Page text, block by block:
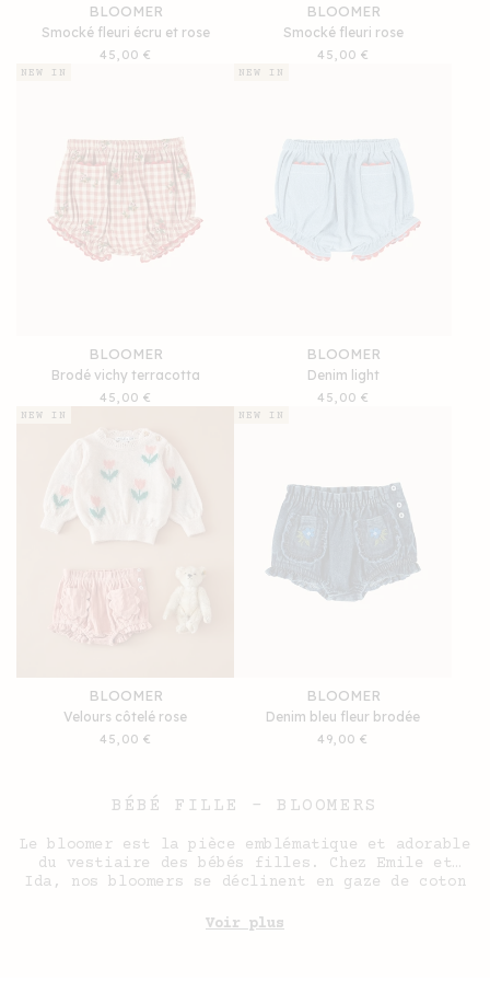
BLOOMER
Smocké fleuri écru et rose
Prix
45,00 €
BLOOMER
Smocké fleuri rose
Prix
45,00 €
BLOOMER
Brodé vichy terracotta
Prix
45,00 €
NEW IN
BLOOMER
Denim light
Prix
45,00 €
NEW IN
BLOOMER
Velours côtelé rose
Prix
45,00 €
NEW IN
BLOOMER
Denim bleu fleur brodée
Prix
49,00 €
NEW IN
BÉBÉ FILLE - BLOOMERS
Le bloomer est la pièce emblématique et adorable
du vestiaire des bébés filles. Chez Emile et
Ida, nos bloomers se déclinent en gaze de coton
s'adapter aux saisons et au confort des tout-
Voir plus